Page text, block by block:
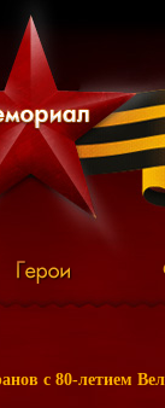
с 80-летием